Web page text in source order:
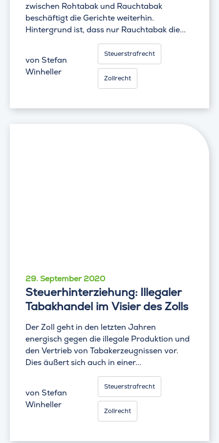
zwischen Rohtabak und Rauchtabak
beschäftigt die Gerichte weiterhin.
Hintergrund ist, dass nur Rauchtabak die...
von Stefan
Winheller
Steuerstrafrecht
Zollrecht
29. September 2020
Steuerhinterziehung: Illegaler
Tabakhandel im Visier des Zolls
Der Zoll geht in den letzten Jahren
energisch gegen die illegale Produktion und
den Vertrieb von Tabakerzeugnissen vor.
Dies äußert sich auch in einer...
von Stefan
Winheller
Steuerstrafrecht
Zollrecht